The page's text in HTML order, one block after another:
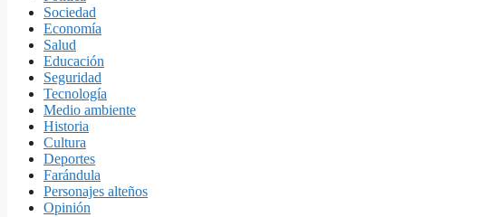
Sociedad
Economía
Salud
Educación
Seguridad
Tecnología
Medio ambiente
Historia
Cultura
Deportes
Farándula
Personajes alteños
Opinión